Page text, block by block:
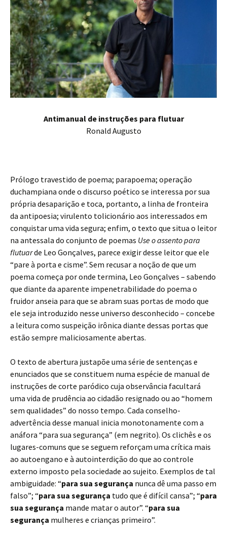
Antimanual de instruções para flutuar
Ronald Augusto
Prólogo travestido de poema; parapoema; operação
duchampiana onde o discurso poético se interessa por sua
própria desaparição e toca, portanto, a linha de fronteira
da antipoesia; virulento tolicionário aos interessados em
conquistar uma vida segura; enfim, o texto que situa o leitor
na antessala do conjunto de poemas Use o assento para
flutuarde Leo Gonçalves, parece exigir desse leitor que ele
“pare à porta e cisme”. Sem recusar a noção de que um
poema começa por onde termina, Leo Gonçalves – sabendo
que diante da aparente impenetrabilidade do poema o
fruidor anseia para que se abram suas portas de modo que
ele seja introduzido nesse universo desconhecido – concebe
a leitura como suspeição irônica diante dessas portas que
estão sempre maliciosamente abertas.
O texto de abertura justapõe uma série de sentenças e
enunciados que se constituem numa espécie de manual de
instruções de corte paródico cuja observância facultará
uma vida de prudência ao cidadão resignado ou ao “homem
sem qualidades” do nosso tempo. Cada conselho-
advertência desse manual inicia monotonamente com a
anáfora “para sua segurança” (em negrito). Os clichês e os
lugares-comuns que se seguem reforçam uma crítica mais
ao autoengano e à autointerdição do que ao controle
externo imposto pela sociedade ao sujeito. Exemplos de tal
ambiguidade: “para sua segurança nunca dê uma passo em
falso”; “para sua segurança tudo que é difícil cansa”; “para
sua segurança mande matar o autor”. “para sua
segurança mulheres e crianças primeiro”.